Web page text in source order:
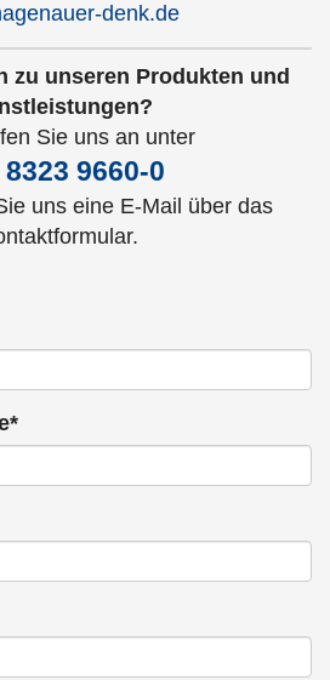
denk.de
zu unseren Produkten und
Sie uns an unter
8323 9660-0
uns eine E-Mail über das